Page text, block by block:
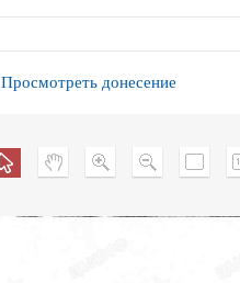
Просмотреть донесение